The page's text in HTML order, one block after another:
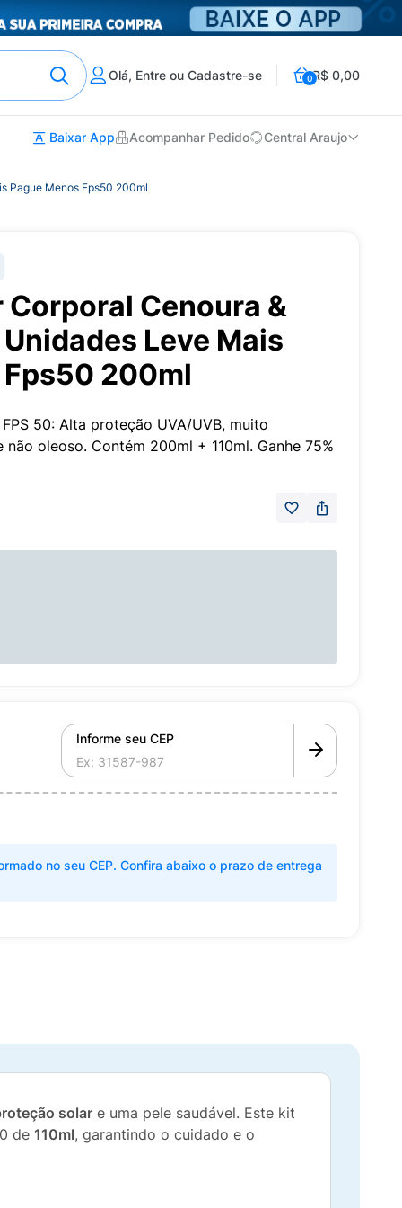
Olá, Entre ou Cadastre-se 0R$ 0,00
Baixar App Acompanhar Pedido Central Araujo
Pague Menos Fps50 200ml
Cenoura &
Leve Mais
200ml
50: Alta proteção UVA/UVB, muito
oleoso. Contém 200ml + 110ml. Ganhe 75%
Informe seu CEP
no seu CEP. Confira abaixo o prazo de entrega
solar e uma pele saudável. Este kit
de 110ml, garantindo o cuidado e o